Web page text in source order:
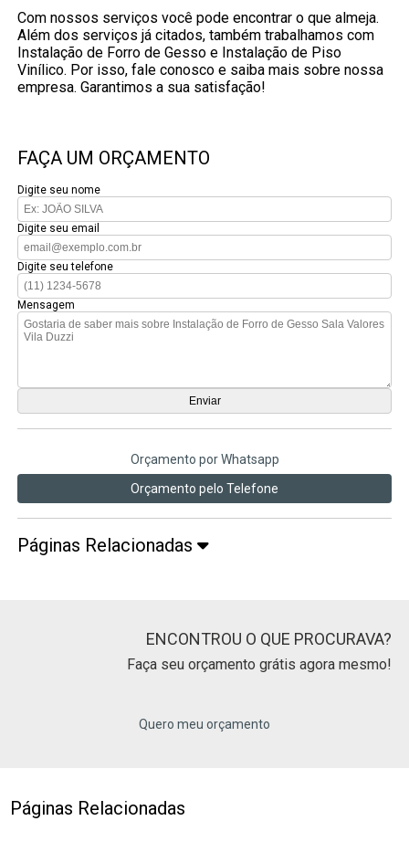
Com nossos serviços você pode encontrar o que almeja.
Além dos serviços já citados, também trabalhamos com
Instalação de Forro de Gesso e Instalação de Piso
Vinílico. Por isso, fale conosco e saiba mais sobre nossa
empresa. Garantimos a sua satisfação!
FAÇA UM ORÇAMENTO
Digite seu nome
Digite seu email
Digite seu telefone
Mensagem
Orçamento por Whatsapp
Orçamento pelo Telefone
Páginas Relacionadas
ENCONTROU O QUE PROCURAVA?
Faça seu orçamento grátis agora mesmo!
Quero meu orçamento
Páginas Relacionadas